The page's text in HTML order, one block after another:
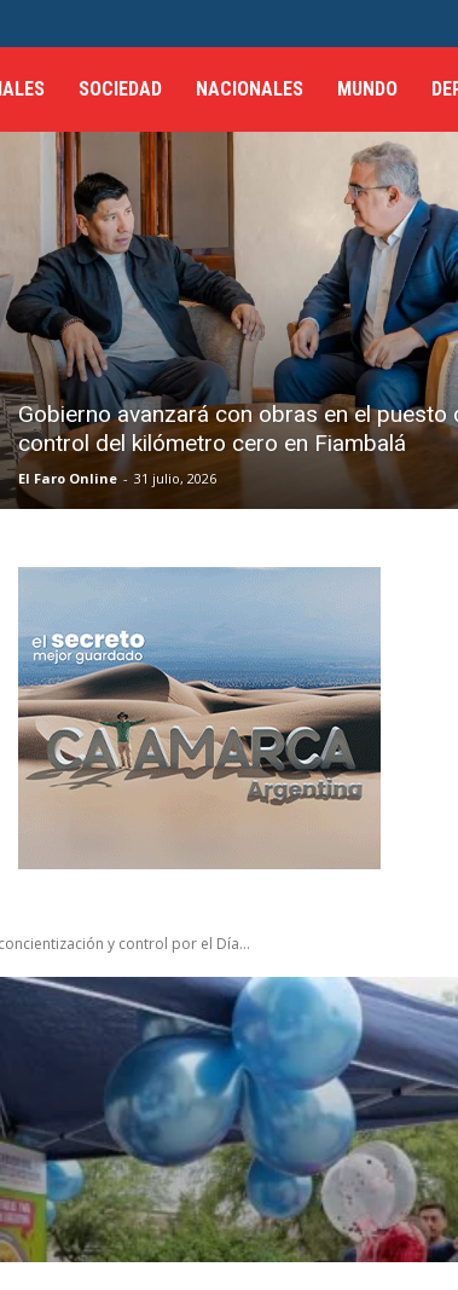
SOCIEDAD NACIONALES MUNDO
Gobierno avanzará con obras en el puesto
control del kilómetro cero en Fiambalá
El Faro Online - 31 julio, 2026
y control por el Día...